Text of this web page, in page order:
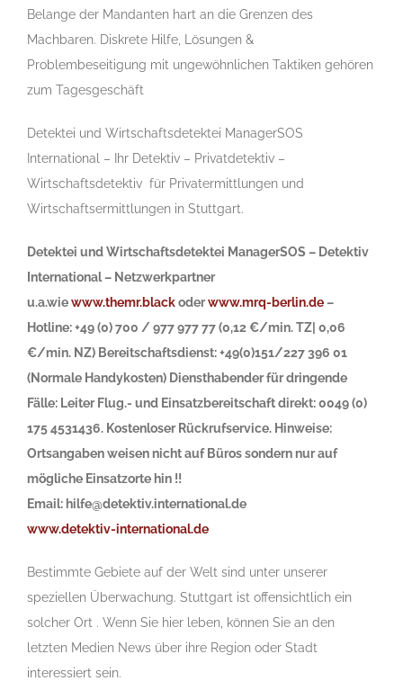
Belange der Mandanten hart an die Grenzen des
Machbaren. Diskrete Hilfe, Lösungen &
Problembeseitigung mit ungewöhnlichen Taktiken gehören
zum Tagesgeschäft
Detektei und Wirtschaftsdetektei ManagerSOS
International – Ihr Detektiv – Privatdetektiv –
Wirtschaftsdetektiv für Privatermittlungen und
Wirtschaftsermittlungen in Stuttgart.
Detektei und Wirtschaftsdetektei ManagerSOS – Detektiv
International – Netzwerkpartner
u.a.wiewww.themr.blackoderwww.mrq-berlin.de–
Hotline: +49 (0) 700 / 977 977 77 (0,12 €/min. TZ| 0,06
€/min. NZ) Bereitschaftsdienst: +49(0)151/227 396 01
(Normale Handykosten) Diensthabender für dringende
Fälle: Leiter Flug.- und Einsatzbereitschaft direkt: 0049 (0)
175 4531436. Kostenloser Rückrufservice. Hinweise:
Ortsangaben weisen nicht auf Büros sondern nur auf
mögliche Einsatzorte hin !!
Email: hilfe@detektiv.international.de
www.detektiv-international.de
Bestimmte Gebiete auf der Welt sind unter unserer
speziellen Überwachung. Stuttgart ist offensichtlich ein
solcher Ort . Wenn Sie hier leben, können Sie an den
letzten Medien News über ihre Region oder Stadt
interessiert sein.